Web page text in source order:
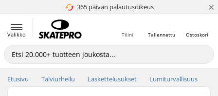
365 päivän palautusoikeus
4.8 / 5 ×
Valikko Ostoskori
Tallennettu
Tilini
Etusivu Talviurheilu Laskettelusukset Lumiturvallisuus